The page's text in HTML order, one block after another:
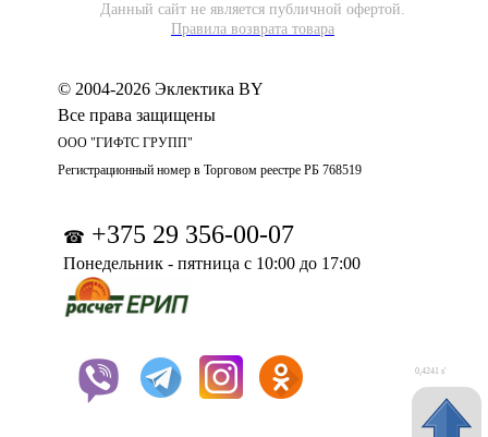
Данный сайт не является публичной офертой.
Правила возврата товара
© 2004-2026 Эклектика BY
Все права защищены
ООО "ГИФТС ГРУПП"
Регистрационный номер в Торговом реестре РБ 768519
☎ +375 29 356-00-07
Понедельник - пятница с 10:00 до 17:00
0,4241 s'